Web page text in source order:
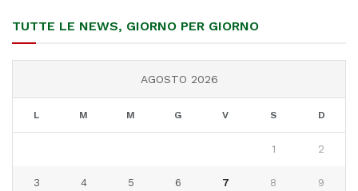
TUTTE LE NEWS, GIORNO PER GIORNO
AGOSTO 2026
L M M G V S D
1 2
3 4 5 6 7 8 9